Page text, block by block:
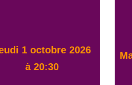
à 20:30
mardi 20 octobre 2026